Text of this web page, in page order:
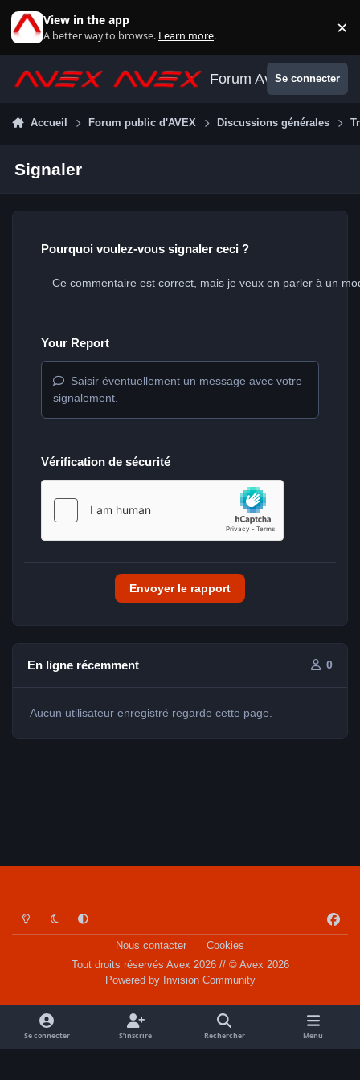
View in the app
A better way to browse. Learn more. ×
Forum AvexSe connecter
Accueil Forum public d'AVEX Discussions générales
Signaler
Pourquoi voulez-vous signaler ceci ?
Your Report
Saisir éventuellement un message avec votre
signalement.
Vérification de sécurité
Envoyer le rapport
En ligne récemment 0
Aucun utilisateur enregistré regarde cette page.
Light ModeDark ModeSystem Preference
a
o
k
Nous contacter
Cookies
Tout droits réservés Avex 2026 // © Avex 2026
Powered by Invision Community
Se connecter S’inscrire Rechercher Menu